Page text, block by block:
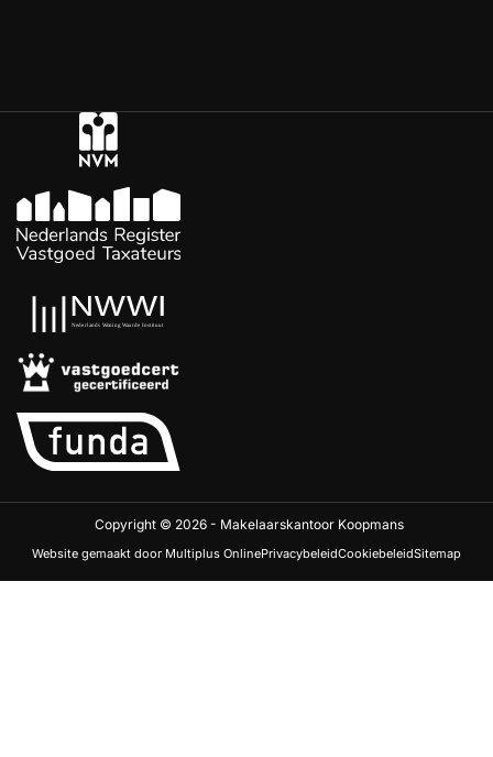
Copyright © 2026 - Makelaarskantoor Koopmans
Website gemaakt door Multiplus OnlinePrivacybeleidCookiebeleidSitemap